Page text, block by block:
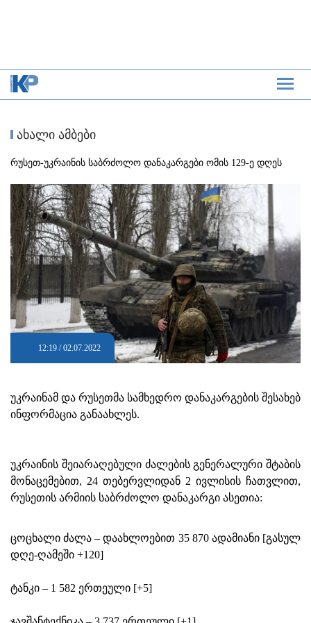
ახალი ამბები
რუსეთ-უკრაინის საბრძოლო დანაკარგები ომის 129-ე დღეს
12:19 / 02.07.2022
უკრაინამ და რუსეთმა სამხედრო დანაკარგების შესახებ
ინფორმაცია განაახლეს.
უკრაინის შეიარაღებული ძალების გენერალური შტაბის
მონაცემებით, 24 თებერვლიდან 2 ივლისის ჩათვლით,
რუსეთის არმიის საბრძოლო დანაკარგი ასეთია:
ცოცხალი ძალა – დაახლოებით 35 870 ადამიანი [გასულ
დღე-ღამეში +120]
ტანკი – 1 582 ერთეული [+5]